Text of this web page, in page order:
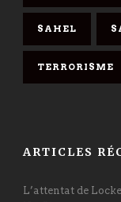
SAHEL
TERRORISME
ARTICLES
L’attentat de